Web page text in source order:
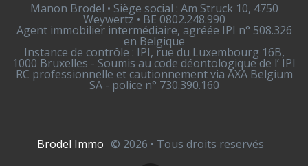
Manon Brodel • Siège social : Am Struck 10, 4750
Weywertz • BE 0802.248.990
Agent immobilier intermédiaire, agréée IPI n° 508.326
en Belgique
Instance de contrôle : IPI, rue du Luxembourg 16B,
1000 Bruxelles - Soumis au code déontologique de l’ IPI
RC professionnelle et cautionnement via AXA Belgium
SA - police n° 730.390.160
Brodel Immo © 2026 • Tous droits reservés